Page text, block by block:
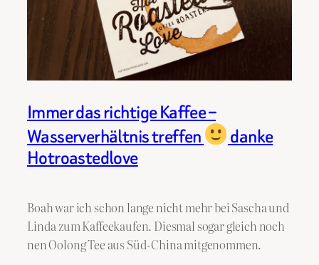
Immer das richtige Kaffee –
Wasserverhältnis treffen
danke
Hotroastedlove
Boah war ich schon lange nicht mehr bei Sascha und
Linda zum Kaffeekaufen. Diesmal sogar gleich noch
nen Oolong Tee aus Süd-China mitgenommen.